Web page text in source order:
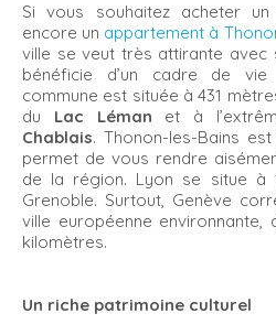
Si vous souhaitez acheter
encore un appartement à
ville se veut très attirante avec
bénéficie d’un cadre de
commune est située à 431
du Lac Léman et à
Chablais. Thonon-les-Bains
permet de vous rendre
de la région. Lyon se situe à
Grenoble. Surtout, Genève
ville européenne environnante,
kilomètres.
Un riche patrimoine culturel